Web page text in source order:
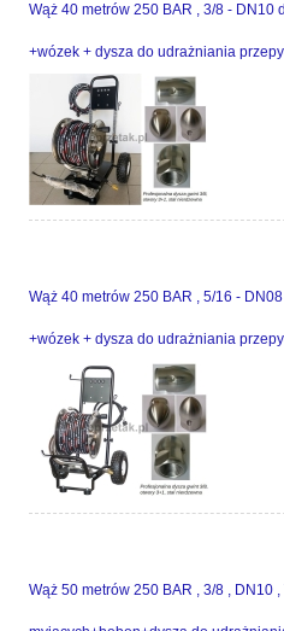
Wąż 40 metrów 250 BAR , 3/8 - DN10
+wózek + dysza do udrażniania
Wąż 40 metrów 250 BAR , 5/16 -
+wózek + dysza do udrażniania
Wąż 50 metrów 250 BAR , 3/8 , DN10